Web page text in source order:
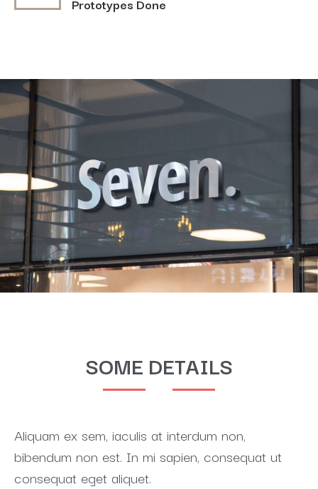
Prototypes Done
SOME DETAILS
Aliquam ex sem, iaculis at interdum non,
bibendum non est. In mi sapien, consequat ut
consequat eget aliquet.